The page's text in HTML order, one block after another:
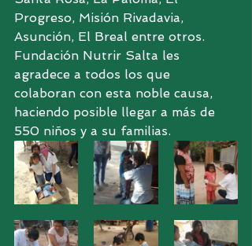
Progreso, Misión Rivadavia,
Asunción, El Breal entre otros.
Fundación Nutrir Salta les
agradece a todos los que
colaboran con esta noble causa,
haciendo posible llegar a más de
550 niños y a su familias.